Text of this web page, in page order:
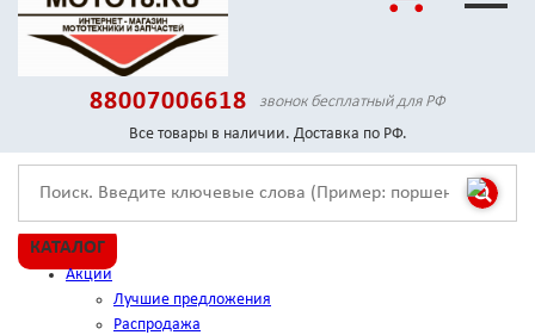
88007006618
звонок бесплатный для РФ
Все товары в наличии. Доставка по РФ.
КАТАЛОГ
Акции
Лучшие предложения
Распродажа